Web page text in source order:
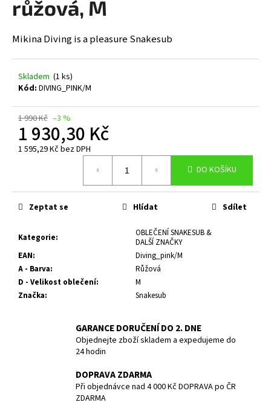
růžová, M
Mikina Diving is a pleasure Snakesub
Skladem (1 ks)
Kód: DIVING_PINK/M
1 990 Kč –3 %
1 930,30 Kč
1 595,29 Kč bez DPH
DO KOŠÍKU
Kategorie:
OBLEČENÍ SNAKESUB &
DALŠÍ ZNAČKY
EAN:
Diving_pink/M
A - Barva:
Růžová
D - Velikost oblečení:
M
Značka: Snakesub
Zeptat se Hlídat Sdílet
GARANCE DORUČENÍ DO 2. DNE
Objednejte zboží skladem a expedujeme do
24 hodin
DOPRAVA ZDARMA
Při objednávce nad 4 000 Kč DOPRAVA po ČR
ZDARMA
a
j
í
t
?
HLEDAT
D
o
o
u
u